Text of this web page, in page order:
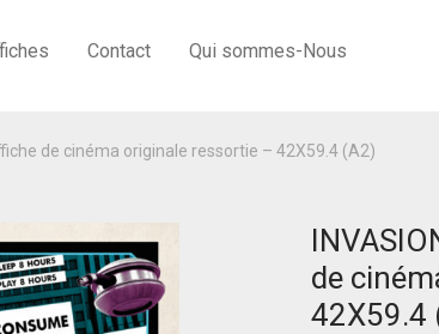
Contact Qui sommes-Nous
de cinéma originale ressortie – 42X59.4 (A2)
de
42X59.4